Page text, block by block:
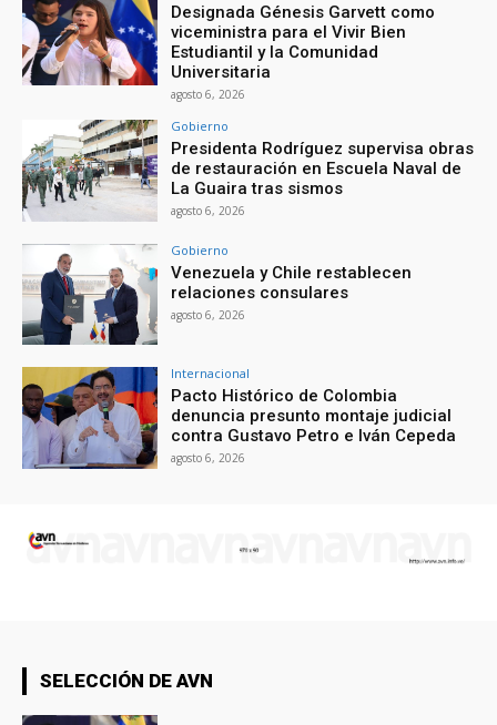
Designada Génesis Garvett como
viceministra para el Vivir Bien
Estudiantil y la Comunidad
Universitaria
agosto 6, 2026
Gobierno
Presidenta Rodríguez supervisa obras
de restauración en Escuela Naval de
La Guaira tras sismos
agosto 6, 2026
Gobierno
Venezuela y Chile restablecen
relaciones consulares
agosto 6, 2026
Internacional
Pacto Histórico de Colombia
denuncia presunto montaje judicial
contra Gustavo Petro e Iván Cepeda
agosto 6, 2026
SELECCIÓN DE AVN